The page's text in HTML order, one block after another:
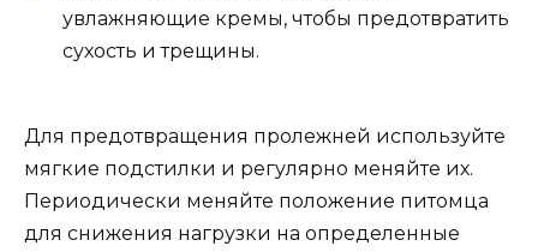
увлажняющие кремы, чтобы предотвратить
сухость и трещины.
Для предотвращения пролежней используйте
мягкие подстилки и регулярно меняйте их.
Периодически меняйте положение питомца
для снижения нагрузки на определенные